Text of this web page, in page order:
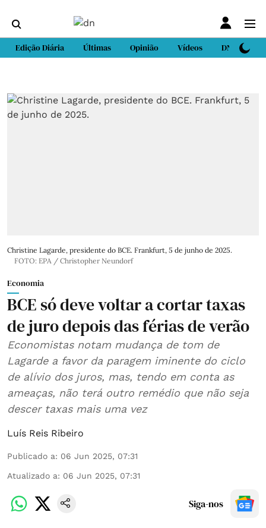
Edição Diária Últimas Opinião Vídeos DN Sport
Christine Lagarde, presidente do BCE. Frankfurt, 5 de junho de 2025.
FOTO: EPA / Christopher Neundorf
Economia
BCE só deve voltar a cortar taxas
de juro depois das férias de verão
Economistas notam mudança de tom de
Lagarde a favor da paragem iminente do ciclo
de alívio dos juros, mas, tendo em conta as
ameaças, não terá outro remédio que não seja
descer taxas mais uma vez
Luís Reis Ribeiro
Publicado a: 06 Jun 2025, 07:31
Atualizado a: 06 Jun 2025, 07:31
Siga-nos